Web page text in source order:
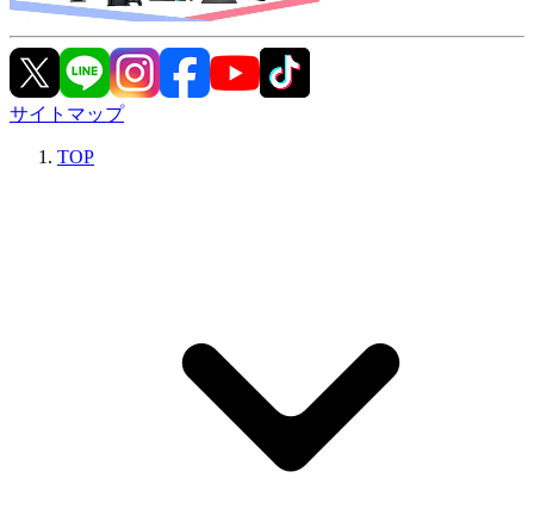
サイトマップ
TOP